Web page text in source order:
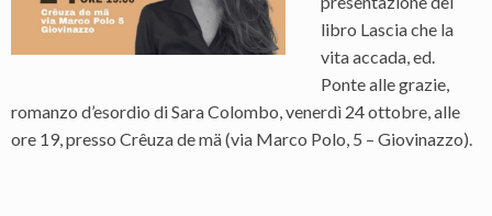
libro Lascia che la
vita accada, ed.
Ponte alle grazie,
romanzo d’esordio di Sara Colombo, venerdì 24 ottobre, alle
ore 19, presso Crêuza de mä (via Marco Polo, 5 – Giovinazzo).